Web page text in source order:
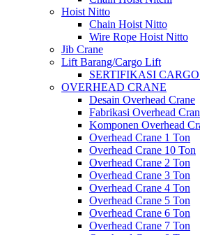
Hoist Nitto
Chain Hoist Nitto
Wire Rope Hoist Nitto
Jib Crane
Lift Barang/Cargo Lift
SERTIFIKASI
OVERHEAD CRANE
Desain Overhead Crane
Fabrikasi Overhead
Komponen Overhead
Overhead Crane 1 Ton
Overhead Crane 10 Ton
Overhead Crane 2 Ton
Overhead Crane 3 Ton
Overhead Crane 4 Ton
Overhead Crane 5 Ton
Overhead Crane 6 Ton
Overhead Crane 7 Ton